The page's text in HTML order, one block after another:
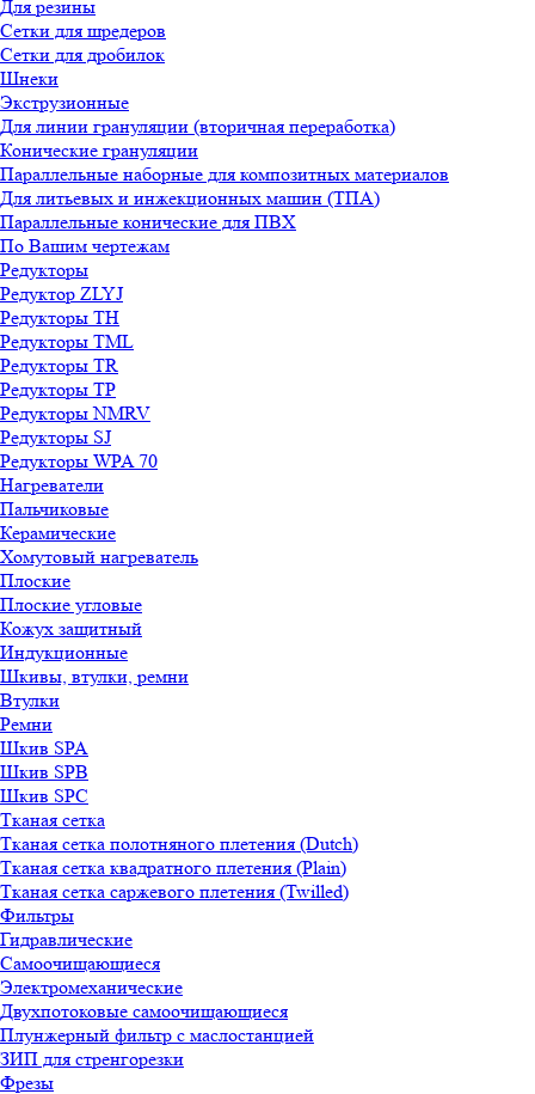
Для резины
Сетки для шредеров
Сетки для дробилок
Шнеки
Экструзионные
Для линии грануляции (вторичная переработка)
Конические грануляции
Параллельные наборные для композитных материалов
Для литьевых и инжекционных машин (ТПА)
Параллельные конические для ПВХ
По Вашим чертежам
Редукторы
Редуктор ZLYJ
Редукторы TH
Редукторы TML
Редукторы TR
Редукторы TP
Редукторы NMRV
Редукторы SJ
Редукторы WPA 70
Нагреватели
Пальчиковые
Керамические
Хомутовый нагреватель
Плоские
Плоские угловые
Кожух защитный
Индукционные
Шкивы, втулки, ремни
Втулки
Ремни
Шкив SPA
Шкив SPB
Шкив SPC
Тканая сетка
Тканая сетка полотняного плетения (Dutch)
Тканая сетка квадратного плетения (Plain)
Тканая сетка саржевого плетения (Twilled)
Фильтры
Гидравлические
Самоочищающиеся
Электромеханические
Двухпотоковые самоочищающиеся
Плунжерный фильтр с маслостанцией
ЗИП для стренгорезки
Фрезы